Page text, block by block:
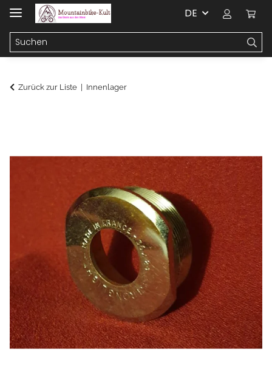
DE
Zurück zur Liste Innenlager